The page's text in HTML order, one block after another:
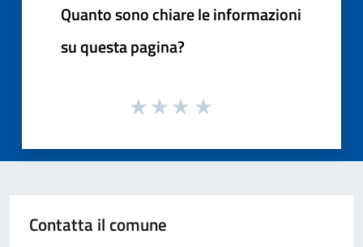
Quanto sono chiare le informazioni
su questa pagina?
Contatta il comune